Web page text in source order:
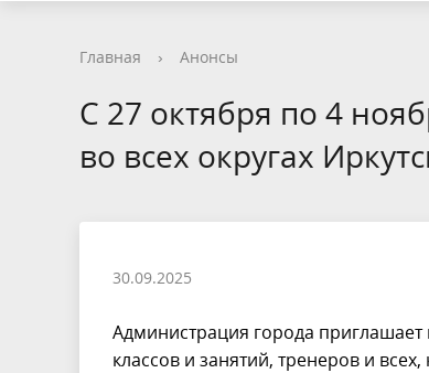
Главная › Анонсы
С 27 октября по 4
во всех округах
30.09.2025
Администрация города приглашает
классов и занятий, тренеров и